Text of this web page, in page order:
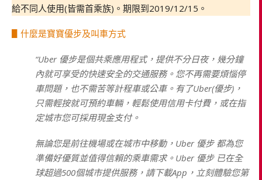
給不同人使用(皆需首乘族)。期限到2019/12/15。
▋什麼是寶寶優步及叫車方式
“Uber 優步是個共乘應用程式，提供不分日夜，幾分鐘
內就可享受的快速安全的交通服務。您不再需要煩惱停
車問題，也不需苦等計程車或公車。有了Uber(優步)，
只需輕按就可預約車輛，輕鬆使用信用卡付費，或在指
定城市您可採用現金支付。
無論您是前往機場或在城市中移動，Uber 優步 都為您
準備好優質並值得信賴的乘車需求。Uber 優步 已在全
球超過500個城市提供服務，請下載App，立刻體驗您第